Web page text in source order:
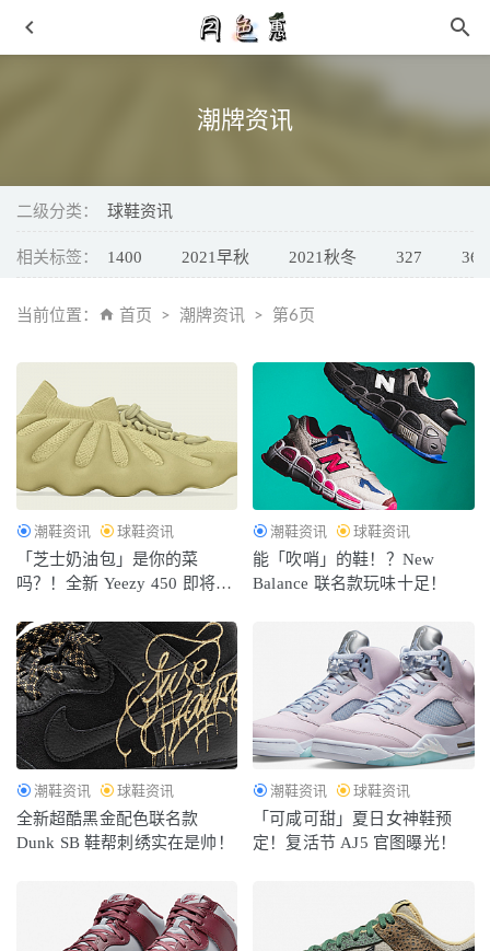
潮牌资讯
二级分类： 球鞋资讯
相关标签： 1400 2021早秋 2021秋冬 327
当前位置： 首页 潮牌资讯 第6页
潮鞋资讯 球鞋资讯
「芝士奶油包」是你的菜
吗？！全新 Yeezy 450 即将开
潮鞋资讯 球鞋资讯
能「吹哨」的鞋！？New
Balance 联名款玩味十足！
潮鞋资讯 球鞋资讯
全新超酷黑金配色联名款
Dunk SB 鞋帮刺绣实在是帅！
潮鞋资讯 球鞋资讯
「可咸可甜」夏日女神鞋预
定！复活节 AJ5 官图曝光！
匹克全新女款态极洞洞鞋抢先预览，白紫色调
2021-07-12
冠军全新 Champ ’95Rice High 篮球鞋复刻上市 2021-12-13
马汀博士 x NEIGHBORHOOD 全新合作鞋款系列即将上市
2021-12-02